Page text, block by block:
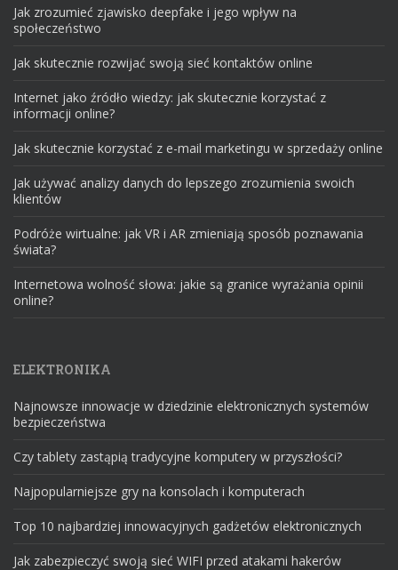
Jak zrozumieć zjawisko deepfake i jego wpływ na
społeczeństwo
Jak skutecznie rozwijać swoją sieć kontaktów online
Internet jako źródło wiedzy: jak skutecznie korzystać z
informacji online?
Jak skutecznie korzystać z e-mail marketingu w sprzedaży online
Jak używać analizy danych do lepszego zrozumienia swoich
klientów
Podróże wirtualne: jak VR i AR zmieniają sposób poznawania
świata?
Internetowa wolność słowa: jakie są granice wyrażania opinii
online?
ELEKTRONIKA
Najnowsze innowacje w dziedzinie elektronicznych systemów
bezpieczeństwa
Czy tablety zastąpią tradycyjne komputery w przyszłości?
Najpopularniejsze gry na konsolach i komputerach
Top 10 najbardziej innowacyjnych gadżetów elektronicznych
Jak zabezpieczyć swoją sieć WIFI przed atakami hakerów